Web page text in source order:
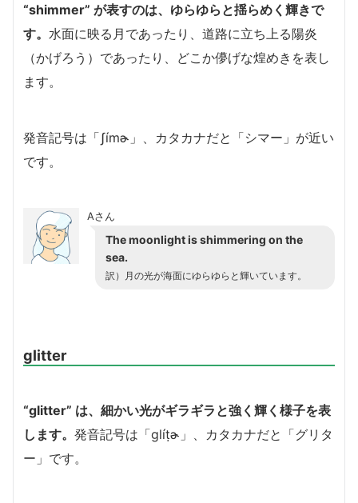
“shimmer” が表すのは、ゆらゆらと揺らめく輝きで
す。 水面に映る月であったり、道路に立ち上る陽炎
（かげろう）であったり、どこか儚げな煌めきを表し
ます。
発音記号は「ʃímɚ」、カタカナだと「シマー」が近い
です。
Aさん
The moonlight is shimmering on the
sea.
訳）月の光が海面にゆらゆらと輝いています。
glitter
“glitter” は、細かい光がギラギラと強く輝く様子を表
します。 発音記号は「glíṭɚ」、カタカナだと「グリタ
ー」です。